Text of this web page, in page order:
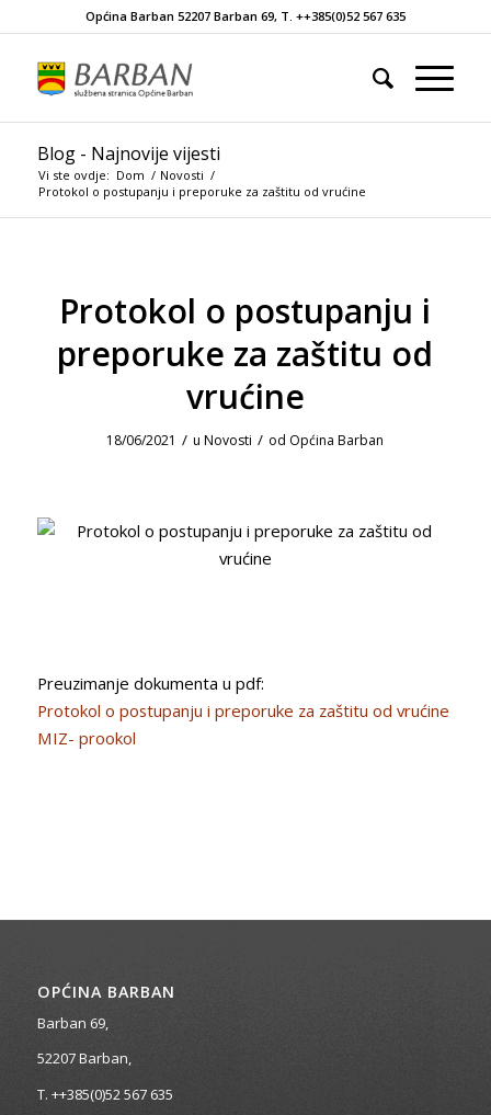
Općina Barban 52207 Barban 69, T. ++385(0)52 567 635
Blog - Najnovije vijesti
Vi ste ovdje: Dom / Novosti /
Protokol o postupanju i preporuke za zaštitu od vrućine
Protokol o postupanju i
preporuke za zaštitu od
vrućine
18/06/2021 / uNovosti / od Općina Barban
Preuzimanje dokumenta u pdf:
Protokol o postupanju i preporuke za zaštitu od vrućine
MIZ- prookol
OPĆINA BARBAN
Barban 69,
52207 Barban,
T. ++385(0)52 567 635